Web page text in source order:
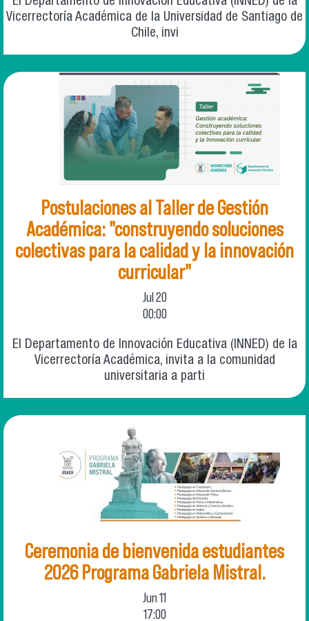
Vicerrectoría Académica de la Universidad de Santiago de
Chile, invi
Postulaciones al Taller de Gestión
Académica: "construyendo soluciones
colectivas para la calidad y la innovación
curricular"
Jul 20
00:00
El Departamento de Innovación Educativa (INNED) de la
Vicerrectoría Académica, invita a la comunidad
universitaria a parti
Ceremonia de bienvenida estudiantes
2026 Programa Gabriela Mistral.
Jun11
17:00